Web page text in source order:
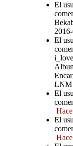
El
El
LNM
El
El